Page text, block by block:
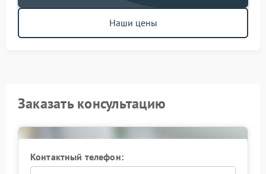
Наши цены
Заказать консультацию
Контактный телефон: